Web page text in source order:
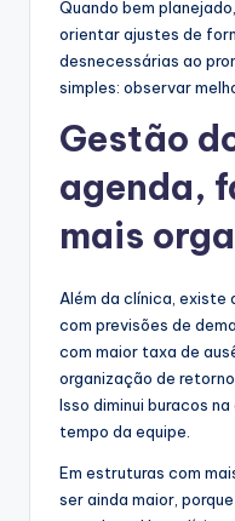
Quando bem
orientar ajustes de
desnecessárias ao
simples: observar
Gestão
agenda,
mais
Além da clínica, existe
com previsões de
com maior taxa de
organização de
Isso diminui buracos
tempo da equipe.
Em estruturas com
ser ainda maior,